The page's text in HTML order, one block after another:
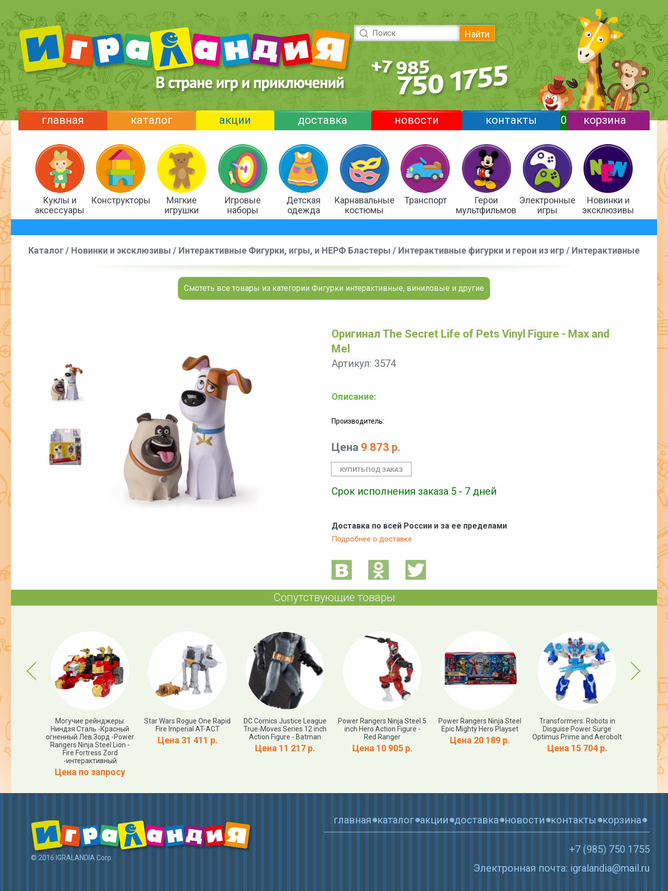
Найти
главная каталог акции доставка новости контакты 0 корзина
Куклы и
аксессуары
Конструкторы
Мягкие
игрушки
Игровые
наборы
Детская
одежда
Карнавальные
костюмы
Транспорт
Герои
мультфильмов
Электронные
игры
Новинки и
эксклюзивы
Каталог / Новинки и эксклюзивы / Интерактивные Фигурки, игры, и НЕРФ Бластеры / Интерактивные фигурки и герои из игр / Интерактивные
фигурки и игровые наборы The Secret Life of Pets Vinyl Figure - Max and Mel
Смотеть все товары из категории Фигурки интерактивные, виниловые и другие
Оригинал The Secret Life of Pets Vinyl Figure - Max and
Mel
Артикул: 3574
Описание:
Производитель:
Цена 9 873 р.
Срок исполнения заказа 5 - 7 дней
Доставка по всей России и за ее пределами
Подробнее о доставке
Сопутствующие товары
Previous
р.
Могучие рейнджеры:
Ниндзя Сталь -Красный
огненный Лев Зорд -Power
Rangers Ninja Steel Lion -
Fire Fortress Zord
-интерактивный
Цена по запросу
Star Wars Rogue One Rapid
Fire Imperial AT-ACT
Цена 31 411 р.
DC Comics Justice League
True-Moves Series 12 inch
Action Figure - Batman
Цена 11 217 р.
Power Rangers Ninja Steel 5
inch Hero Action Figure -
Red Ranger
Цена 10 905 р.
Power Rangers Ninja Steel
Epic Mighty Hero Playset
Цена 20 189 р.
Transformers: Robots in
Disguise Power Surge
Optimus Prime and Aerobolt
Цена 15 704 р.
Smash
Next
© 2016 IGRALANDIA Corp.
главная каталог акции доставка новости контакты корзина
+7 (985) 750 1755
Электронная почта: igralandia@mail.ru